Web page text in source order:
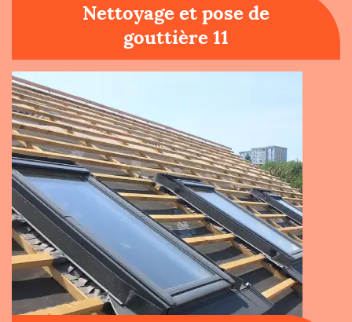
Nettoyage et pose de
gouttière 11